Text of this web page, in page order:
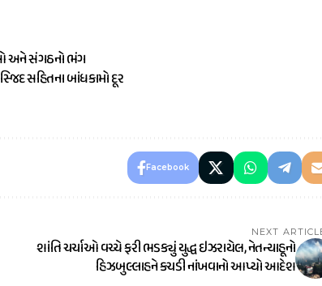
અને સંગઠનો ભંગ
સહિતના બાંધકામો દૂર
Facebook
NEXT
શાંતિ ચર્ચાઓ વચ્ચે ફરી ભડક્યું યુદ્ધ ઇઝરાયેલ, નેતન્યાહૂનો
હિઝબુલ્લાહને કચડી નાંખવાનો આપ્યો આદેશ